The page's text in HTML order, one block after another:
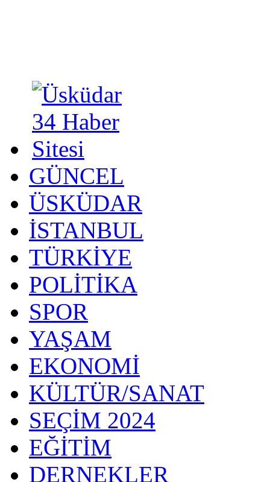
GÜNCEL
ÜSKÜDAR
İSTANBUL
TÜRKİYE
POLİTİKA
SPOR
YAŞAM
EKONOMİ
KÜLTÜR/SANAT
SEÇİM 2024
EĞİTİM
DERNEKLER